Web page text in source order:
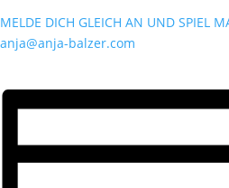
MELDE DICH GLEICH AN UND SPIEL
anja@anja-balzer.com